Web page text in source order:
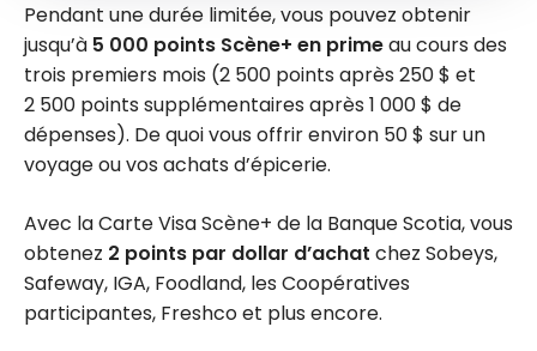
Pendant une durée limitée, vous pouvez obtenir
jusqu’à 5 000 points Scène+ en primeau cours des
trois premiers mois (2 500 points après 250 $ et
2 500 points supplémentaires après 1 000 $ de
dépenses). De quoi vous offrir environ 50 $ sur un
voyage ou vos achats d’épicerie.
Avec la Carte Visa Scène+ de la Banque Scotia, vous
obtenez 2 points par dollar d’achat chez Sobeys,
Safeway, IGA, Foodland, les Coopératives
participantes, Freshco et plus encore.